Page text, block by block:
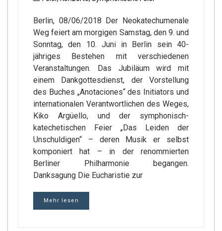
Berlin, 08/06/2018 Der Neokatechumenale
Weg feiert am morgigen Samstag, den 9. und
Sonntag, den 10. Juni in Berlin sein 40-
jähriges Bestehen mit verschiedenen
Veranstaltungen. Das Jubiläum wird mit
einem Dankgottesdienst, der Vorstellung
des Buches „Anotaciones“ des Initiators und
internationalen Verantwortlichen des Weges,
Kiko Argüello, und der symphonisch-
katechetischen Feier „Das Leiden der
Unschuldigen“ – deren Musik er selbst
komponiert hat – in der renommierten
Berliner Philharmonie begangen.
Danksagung Die Eucharistie zur
Mehr lesen